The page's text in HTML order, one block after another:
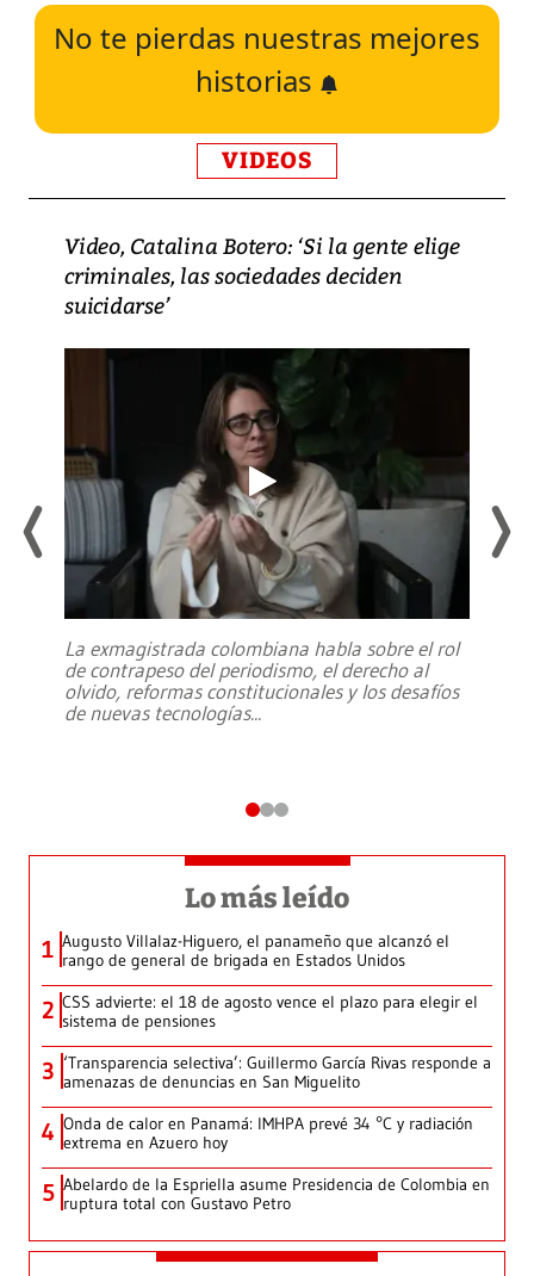
No te pierdas nuestras mejores
historias
VIDEOS
Video, Catalina Botero: ‘Si la gente elige
criminales, las sociedades deciden
suicidarse’
La exmagistrada colombiana habla sobre el rol
de contrapeso del periodismo, el derecho al
olvido, reformas constitucionales y los desafíos
de nuevas tecnologías...
Lo más leído
1 Augusto Villalaz-Higuero, el panameño que alcanzó el
rango de general de brigada en Estados Unidos
2 CSS advierte: el 18 de agosto vence el plazo para elegir el
sistema de pensiones
3 ‘Transparencia selectiva’: Guillermo García Rivas responde a
amenazas de denuncias en San Miguelito
4 Onda de calor en Panamá: IMHPA prevé 34 °C y radiación
extrema en Azuero hoy
5 Abelardo de la Espriella asume Presidencia de Colombia en
ruptura total con Gustavo Petro